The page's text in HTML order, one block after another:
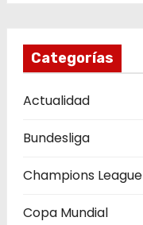
Categorías
Actualidad
Bundesliga
Champions League
Copa Mundial